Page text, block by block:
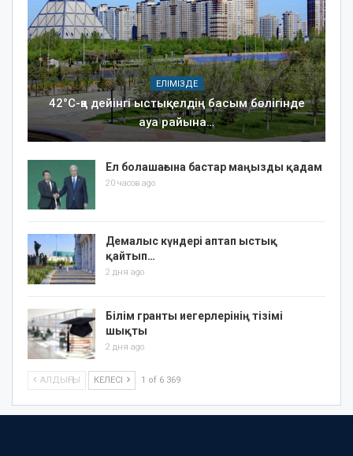
ЕЛІМІЗДЕ
42°C-қа дейінгі ыстық: елдің басым бөлігінде
ауа райына…
Ел болашағына бастар маңызды қадам
20 часов ago
Демалыс күндері аптап ыстық
қайтып…
2 дня ago
Білім гранты иегерлерінің тізімі
шықты
2 дня ago
АЛДЫҢҒЫ КЕЛЕСІ 1 of 6 369